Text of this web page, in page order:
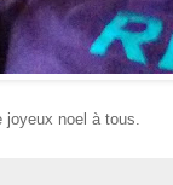
noel à tous.